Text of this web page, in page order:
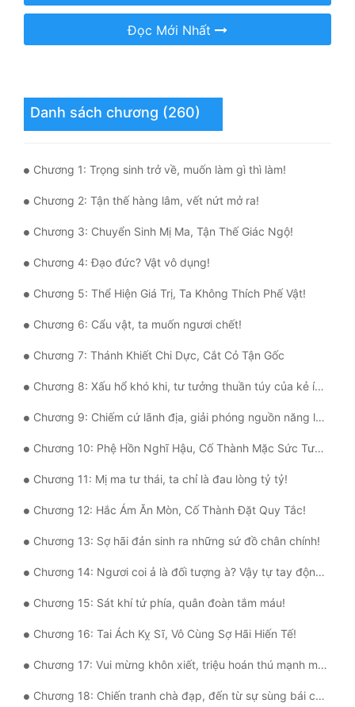
Ngôn Tình
Thanh Xuân
Tiên Hiệp
Tiểu Thuyết
Trinh Thám
Triều Đấu
Trùng Sinh
Trọng Sinh
Đọc Mới Nhất
Danh sách chương (260)
Chương 1: Trọng sinh trở về, muốn làm gì thì làm!
Chương 2: Tận thế hàng lâm, vết nứt mở ra!
Chương 3: Chuyển Sinh Mị Ma, Tận Thế Giác Ngộ!
Chương 4: Đạo đức? Vật vô dụng!
Chương 5: Thể Hiện Giá Trị, Ta Không Thích Phế Vật!
Chương 6: Cẩu vật, ta muốn ngươi chết!
Chương 7: Thánh Khiết Chi Dực, Cắt Cỏ Tận Gốc
Chương 8: Xấu hổ khó khi, tư tưởng thuần túy của kẻ ích kỷ!
Chương 9: Chiếm cứ lãnh địa, giải phóng nguồn năng lượng tiềm ẩn!
Chương 10: Phệ Hồn Nghĩ Hậu, Cố Thành Mặc Sức Tưởng Tượng!
Chương 11: Mị ma tư thái, ta chỉ là đau lòng tỷ tỷ!
Chương 12: Hắc Ám Ăn Mòn, Cố Thành Đặt Quy Tắc!
Chương 13: Sợ hãi đản sinh ra những sứ đồ chân chính!
Chương 14: Ngươi coi ả là đối tượng à? Vậy tự tay động thủ giết nàng đi!
Chương 15: Sát khí tứ phía, quân đoàn tắm máu!
Chương 16: Tai Ách Kỵ Sĩ, Vô Cùng Sợ Hãi Hiến Tế!
Chương 17: Vui mừng khôn xiết, triệu hoán thú mạnh mẽ dị thường!
Chương 18: Chiến tranh chà đạp, đến từ sự sùng bái của Bùi Du!